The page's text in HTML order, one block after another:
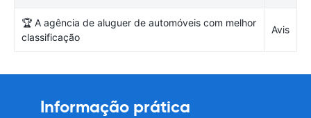
🏆 A agência de aluguer de automóveis com melhor
classificação
Avis
Informação prática